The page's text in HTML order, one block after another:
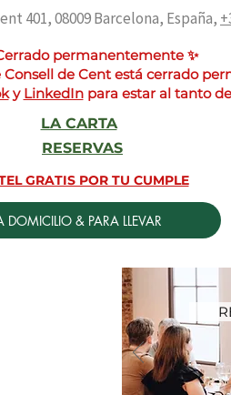
401, 08009 Barcelona, España,
permanentemente ✨
Consell de Cent está cerrado
y LinkedInpara estar al tanto
LA CARTA
RESERVAS
GRATIS POR TU CUMPLE
DOMICILIO & PARA LLEVAR